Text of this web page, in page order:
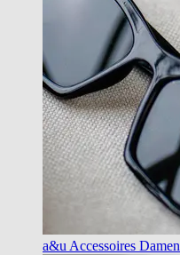
a&u Accessoires Damen